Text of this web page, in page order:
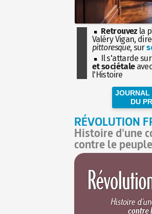
Retrouvez la
Valéry Vigan,
pittoresque, sur
Il s'attarde
et sociétale
l'Histoire
JOURNAL
DU
RÉVOLUTION
Histoire d'une
contre le peuple